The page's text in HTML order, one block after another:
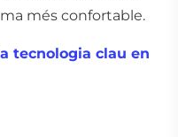
més confortable.
tecnologia clau en